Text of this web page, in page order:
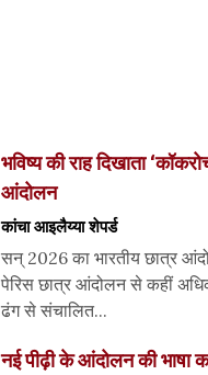
भविष्य की राह दिखाता
आंदोलन
कांचा आइलैय्या शेपर्ड
सन् 2026 का भारतीय छात्र
पेरिस छात्र आंदोलन से कहीं
ढंग से संचालित...
नई पीढ़ी के आंदोलन की भाषा